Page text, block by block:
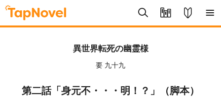
異世界転死の幽霊様
要 九十九
第二話「身元不・・・明！？」（脚本）